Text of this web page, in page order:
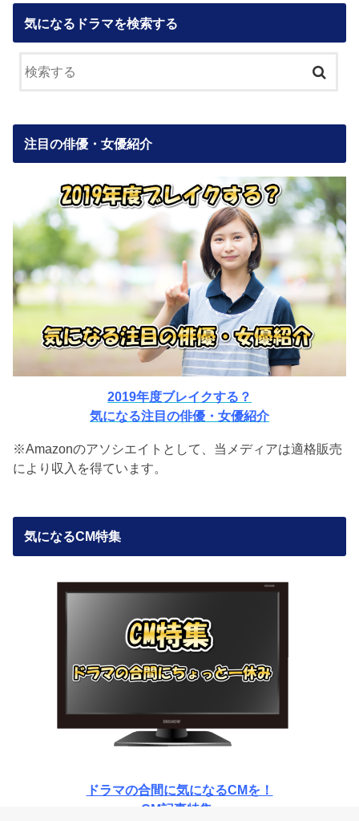
気になるドラマを検索する
注目の俳優・女優紹介
2019年度ブレイクする？
気になる注目の俳優・女優紹介
※Amazonのアソシエイトとして、当メディアは適格販売
により収入を得ています。
気になるCM特集
ドラマの合間に気になるCMを！
CM記事特集♪